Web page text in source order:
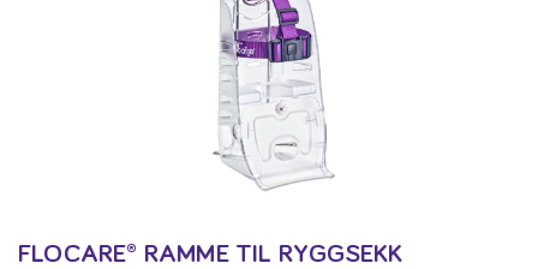
FLOCARE® RAMME TIL RYGGSEKK